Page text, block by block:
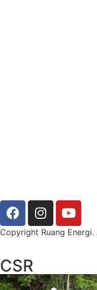
Copyright Ruang
CSR